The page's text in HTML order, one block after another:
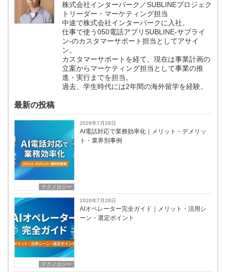
株式会社インターパーク／SUBLINEプロジェク
トリーダー・マーケティング担当
中途で株式会社インターパークに入社。
仕事で使う050電話アプリSUBLINE-サブライ
ン-のカスタマーサポート担当としてアサイ
ン。
カスタマーサポートを経て、現在は事業計画の
立案からマーケティング担当として事業の推
進・実行までを担当。
過去、学生時代には2年間の海外留学を経験。
最新の投稿
テクノロジー
2026年7月28日
AI電話対応で業務効率化｜メリット・デメリッ
ト・業界別事例
テクノロジー
2026年7月28日
AIオペレーター完全ガイド｜メリット・活用シ
ーン・選定ポイント